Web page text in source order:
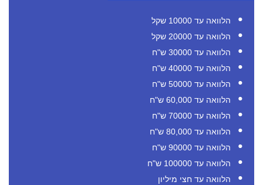
הלוואה עד 10000 שקל
הלוואה עד 20000 שקל
הלוואה עד 30000 ש"ח
הלוואה עד 40000 ש"ח
הלוואה עד 50000 ש"ח
הלוואה עד 60,000 ש"ח
הלוואה עד 70000 ש"ח
הלוואה עד 80,000 ש"ח
הלוואה עד 90000 ש"ח
הלוואה עד 100000 ש"ח
הלוואה עד חצי מיליון